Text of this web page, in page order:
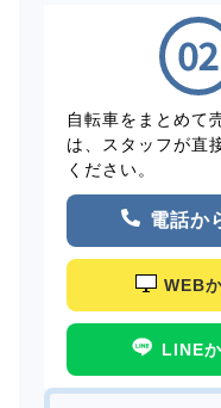
自転車をまとめて
は、スタッフが直
ください。
電話か
WEB
LINE